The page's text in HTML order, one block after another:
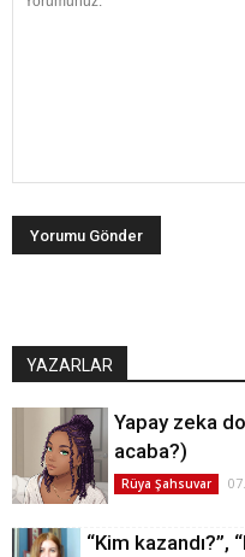
YAZARLAR
Yapay zeka
acaba?)
Rüya Şahsuvar
“Kim